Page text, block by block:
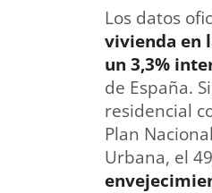
Los datos
vivienda en
un 3,3%
de España.
residencial
Plan
Urbana, el